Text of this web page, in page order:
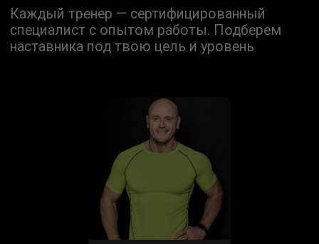
ЗАПИШИСЬ
НА ПРОБНУЮ
ТРЕНИРОВКУ